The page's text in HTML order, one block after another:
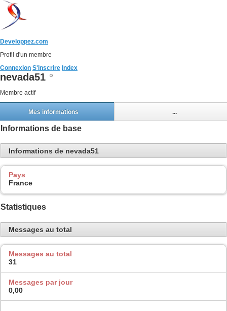
Developpez.com
Profil d'un membre
Connexion S'inscrire Index
nevada51
Membre actif
Mes informations ...
Informations de base
Informations de nevada51
Pays
France
Statistiques
Messages au total
Messages au total
31
Messages par jour
0,00